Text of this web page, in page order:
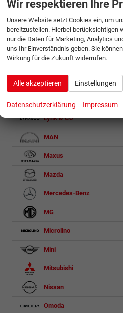
Isuzu
Iveco
Jaecoo
Jeep
KGM
Lynk & Co
MAN
Maxus
Mazda
Mercedes-Benz
MG
Microlino
Mini
Mitsubishi
Nissan
Omoda
Wir respektieren Ihre
Unsere Website setzt Cookies ein, um
bereitzustellen. Hierbei berücksichtigen
nur die Daten für Marketing, Analytics
uns Ihr Einverständnis geben. Sie
Wirkung für die Zukunft widerrufen.
Alle akzeptieren Einstellungen
Datenschutzerklärung Impressum